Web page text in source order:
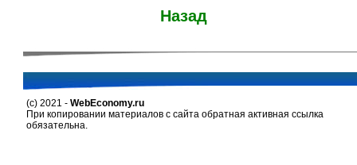
Назад
(c) 2021 - WebEconomy.ru
При копировании материалов с сайта обратная активная ссылка
обязательна.